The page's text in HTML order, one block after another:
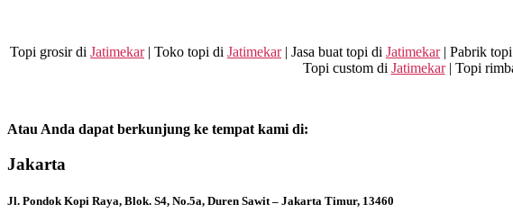
Topi grosir di Jatimekar| Toko topi di Jatimekar| Jasa buat topi di Jatimekar| Pabrik
Topi custom di Jatimekar| Topi
Atau Anda dapat berkunjung ke tempat kami di:
Jakarta
Jl. Pondok Kopi Raya, Blok. S4, No.5a, Duren Sawit – Jakarta Timur, 13460